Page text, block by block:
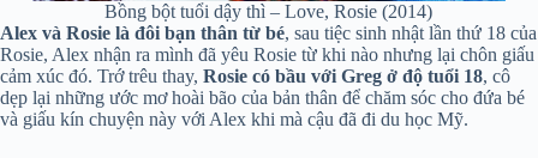
Bồng bột tuổi dậy thì – Love, Rosie (2014)
Alex và Rosie là đôi bạn thân từ bé, sau tiệc sinh nhật lần thứ 18 của
Rosie, Alex nhận ra mình đã yêu Rosie từ khi nào nhưng lại chôn giấu
cảm xúc đó. Trớ trêu thay, Rosie có bầu với Greg ở độ tuổi 18, cô
dẹp lại những ước mơ hoài bão của bản thân để chăm sóc cho đứa bé
và giấu kín chuyện này với Alex khi mà cậu đã đi du học Mỹ.